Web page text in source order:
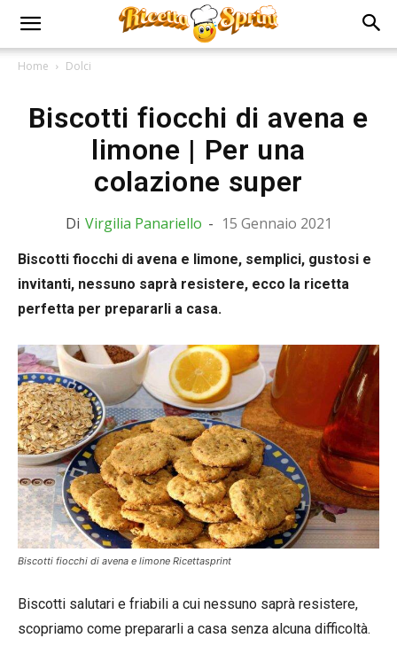
Home Dolci
Biscotti fiocchi di avena e
limone | Per una
colazione super
Di Virgilia Panariello - 15 Gennaio 2021
Biscotti fiocchi di avena e limone, semplici, gustosi e
invitanti, nessuno saprà resistere, ecco la ricetta
perfetta per prepararli a casa.
Biscotti fiocchi di avena e limone Ricettasprint
Biscotti salutari e friabili a cui nessuno saprà resistere,
scopriamo come prepararli a casa senza alcuna difficoltà.